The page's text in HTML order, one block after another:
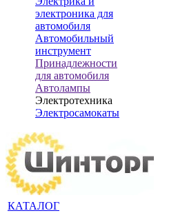
электроника для
автомобиля
Автомобильный
инструмент
Принадлежности
для автомобиля
Автолампы
Электротехника
Электросамокаты
КАТАЛОГ